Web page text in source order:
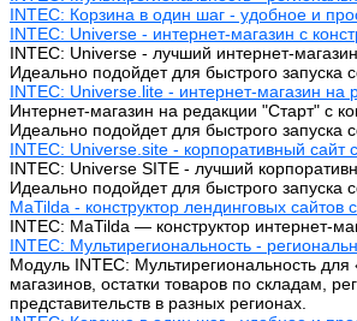
INTEC: Корзина в один шаг - удобное и
INTEC: Universe - интернет-магазин с
INTEC: Universe - лучший интернет-
Идеально подойдет для быстрого запуска
INTEC: Universe.lite - интернет-магазин на
Интернет-магазин на редакции "Старт" с
Идеально подойдет для быстрого запуска
INTEC: Universe.site - корпоративный сайт
INTEC: Universe SITE - лучший
Идеально подойдет для быстрого запуска
MaTilda - конструктор лендинговых
INTEC: MaTilda — конструктор интернет-
INTEC: Мультирегиональность -
Модуль INTEC: Мультирегиональность
магазинов, остатки товаров по складам,
представительств в разных регионах.